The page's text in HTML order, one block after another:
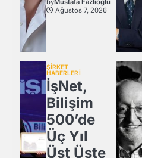
Ağustos 7, 2026
ŞİRKET
HABERLERİ
İşNet,
Bilişim
500’de
Üç Yıl
Üst Üste